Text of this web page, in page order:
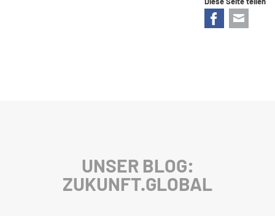
Facebook
UNSER BLOG:
ZUKUNFT.GLOBAL